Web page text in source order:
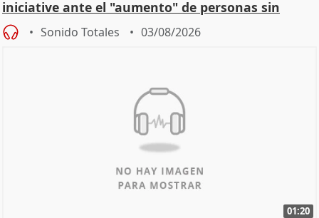
iniciative ante el "aumento" de personas sin
hogar en Madri
Sonido Totales 03/08/2026
01:20